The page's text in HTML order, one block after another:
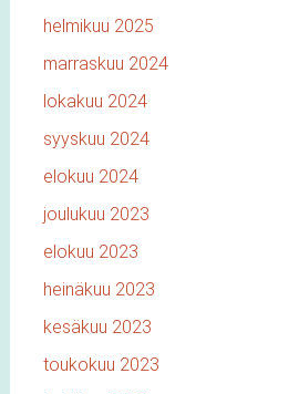
helmikuu 2025
marraskuu 2024
lokakuu 2024
syyskuu 2024
elokuu 2024
joulukuu 2023
elokuu 2023
heinäkuu 2023
kesäkuu 2023
toukokuu 2023